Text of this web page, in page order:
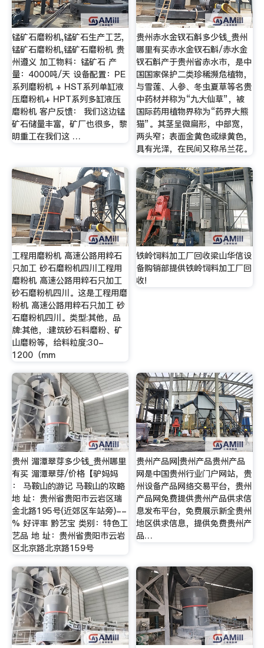
锰矿石磨粉机,锰矿石生产工艺,
锰矿石磨粉机,锰矿石磨粉机 贵
州遵义 加工物料：锰矿石 产
量：4000吨/天 设备配置：PE
系列磨粉机 + HST系列单缸液
压磨粉机+ HPT系列多缸液压
磨粉机 客户反馈： 我们这边锰
矿石储量丰富，矿厂也很多，黎
明重工在我们这 …
贵州赤水金钗石斛多少钱_贵州
哪里有买赤水金钗石斛/赤水金
钗石斛产于贵州省赤水市，是中
国国家保护二类珍稀濒危植物，
与雪莲、人参、冬虫夏草等名贵
中药材并称为“九大仙草”，被
国际药用植物界称为“药界大熊
猫”。其茎呈微扁形，中部宽，
两头窄；表面金黄色或绿黄色，
具有光泽，在民间又称吊兰花。
工程用磨粉机 高速公路用粹石
只加工 砂石磨粉机四川工程用
磨粉机 高速公路用粹石只加工
砂石磨粉机四川。这是工程用磨
粉机 高速公路用粹石只加工 砂
石磨粉机四川。类型:其他，品
牌:其他，:建筑砂石料磨粉、矿
山磨粉等，给料粒度:30-
1200（mm
铁岭饲料加工厂回收梁山华信设
备购销部提供铁岭饲料加工厂回
收!
贵州 湄潭翠芽多少钱_贵州哪里
有买 湄潭翠芽/价格【驴妈妈
： 马鞍山的游记 马鞍山的攻略
地 址：贵州省贵阳市云岩区瑞
金北路195号(近郊区车站旁)--
% 好评率 黔艺宝 类别：特色工
艺品 地 址：贵州省贵阳市云岩
区北京路北京路159号
贵州产品网|贵州产品贵州产品
网是中国贵州行业门户网站，贵
州设备产品网络交易平台，贵州
产品网免费提供贵州产品供求信
息发布平台，免费展示新全贵州
地区供求信息，提供免费贵州产
品…